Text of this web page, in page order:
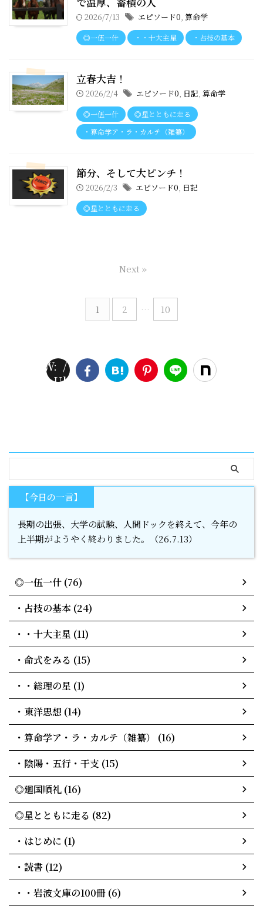
2026/7/13 エピソード0, 算命学
◎一伍一什 ・・十大主星 ・占技の基本
立春大吉！
2026/2/4 エピソード0, 日記, 算命学
◎一伍一什
◎星とともに走る
・算命学ア・ラ・カルテ（雑纂）
節分、そして大ピンチ！
2026/2/3 エピソード0, 日記
◎星とともに走る
1 2 … 10
Next »
W
a
g
:
U
n
d
a
r
r
a
y
e
y
"
T
w
it
t
e
r"
i
n
/
h
ik
a/
h
o
z
a
ki
c
o
m
/
p
u
bl
ic
_
h
t
m
l/
w
p
-
c
o
n
n
t/
pl
o
n
2
8
【今日の一言】
長期の出張、大学の試験、人間ドックを終えて、今年の
上半期がようやく終わりました。（26.7.13）
◎一伍一什 (76)
・占技の基本 (24)
・・十大主星 (11)
・命式をみる (15)
・・総理の星 (1)
・東洋思想 (14)
・算命学ア・ラ・カルテ（雑纂） (16)
・陰陽・五行・干支 (15)
◎廻国順礼 (16)
◎星とともに走る (82)
・はじめに (1)
・読書 (12)
・・岩波文庫の100冊 (6)